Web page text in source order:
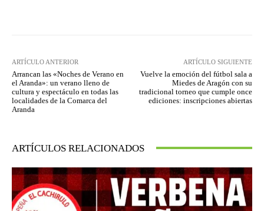
ARTÍCULO ANTERIOR
Arrancan las «Noches de Verano en
el Aranda»: un verano lleno de
cultura y espectáculo en todas las
localidades de la Comarca del
Aranda
ARTÍCULO SIGUIENTE
Vuelve la emoción del fútbol sala a
Miedes de Aragón con su
tradicional torneo que cumple once
ediciones: inscripciones abiertas
ARTÍCULOS RELACIONADOS